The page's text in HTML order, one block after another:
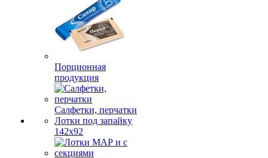
Порционная
продукция
Салфетки, перчатки
Лотки под запайку
142х92